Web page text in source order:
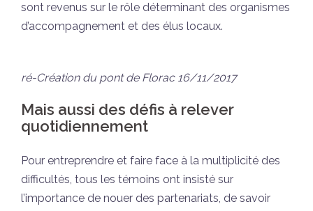
sont revenus sur le rôle déterminant des organismes
d’accompagnement et des élus locaux.
ré-Création du pont de Florac 16/11/2017
Mais aussi des défis à relever
quotidiennement
Pour entreprendre et faire face à la multiplicité des
difficultés, tous les témoins ont insisté sur
l’importance de nouer des partenariats, de savoir